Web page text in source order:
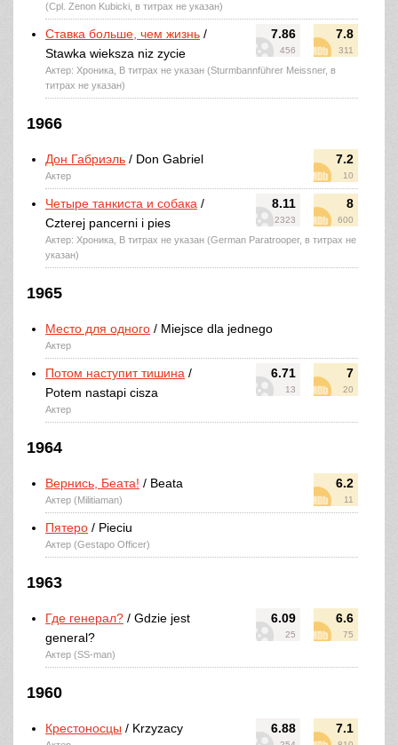
(Cpl. Zenon Kubicki, в титрах не указан)
7.86
456
7.8
311
Ставка больше, чем жизнь /
Stawka wieksza niz zycie
Актер: Хроника, В титрах не указан (Sturmbannführer Meissner, в
титрах не указан)
1966
7.2
10
Дон Габриэль / Don Gabriel
Актер
8.11
2323
8
600
Четыре танкиста и собака /
Czterej pancerni i pies
Актер: Хроника, В титрах не указан (German Paratrooper, в титрах не
указан)
1965
Место для одного / Miejsce dla jednego
Актер
6.71
13
7
20
Потом наступит тишина /
Potem nastapi cisza
Актер
1964
6.2
11
Вернись, Беата! / Beata
Актер (Militiaman)
Пятеро / Pieciu
Актер (Gestapo Officer)
1963
6.09
25
6.6
75
Где генерал? / Gdzie jest
general?
Актер (SS-man)
1960
6.88 7.1
Крестоносцы / Krzyzacy